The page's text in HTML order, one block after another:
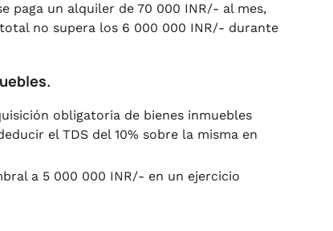
paga un alquiler de 70 000 INR/- al mes,
no supera los 6 000 000 INR/- durante
obligatoria de bienes inmuebles
el TDS del 10% sobre la misma en
a 5 000 000 INR/- en un ejercicio